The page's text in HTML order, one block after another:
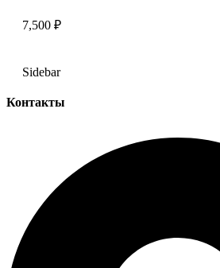
7,500 ₽
Sidebar
Контакты